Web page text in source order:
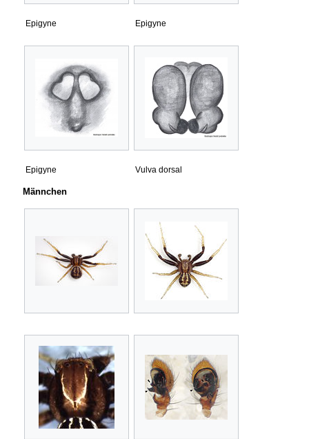
Epigyne Epigyne
Epigyne Vulva dorsal
Männchen